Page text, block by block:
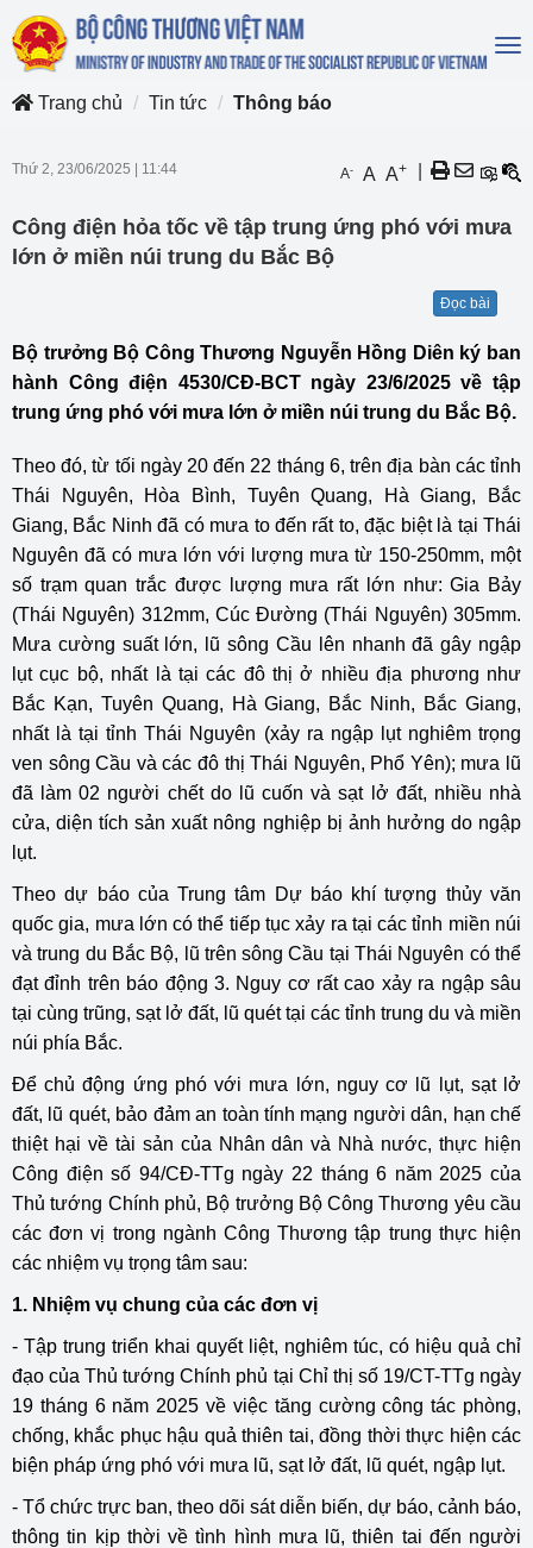
Trang chủ
Tin tức Thông báo
Thứ 2, 23/06/2025 11:44 A- A A+
Công điện hỏa tốc về tập trung ứng phó với mưa
lớn ở miền núi trung du Bắc Bộ
Đọc bài
Bộ trưởng Bộ Công Thương Nguyễn Hồng Diên ký ban
hành Công điện 4530/CĐ-BCT ngày 23/6/2025 về tập
trung ứng phó với mưa lớn ở miền núi trung du Bắc Bộ.
Theo đó, từ tối ngày 20 đến 22 tháng 6, trên địa bàn các tỉnh
Thái Nguyên, Hòa Bình, Tuyên Quang, Hà Giang, Bắc
Giang, Bắc Ninh đã có mưa to đến rất to, đặc biệt là tại Thái
Nguyên đã có mưa lớn với lượng mưa từ 150-250mm, một
số trạm quan trắc được lượng mưa rất lớn như: Gia Bảy
(Thái Nguyên) 312mm, Cúc Đường (Thái Nguyên) 305mm.
Mưa cường suất lớn, lũ sông Cầu lên nhanh đã gây ngập
lụt cục bộ, nhất là tại các đô thị ở nhiều địa phương như
Bắc Kạn, Tuyên Quang, Hà Giang, Bắc Ninh, Bắc Giang,
nhất là tại tỉnh Thái Nguyên (xảy ra ngập lụt nghiêm trọng
ven sông Cầu và các đô thị Thái Nguyên, Phổ Yên); mưa lũ
đã làm 02 người chết do lũ cuốn và sạt lở đất, nhiều nhà
cửa, diện tích sản xuất nông nghiệp bị ảnh hưởng do ngập
lụt.
Theo dự báo của Trung tâm Dự báo khí tượng thủy văn
quốc gia, mưa lớn có thể tiếp tục xảy ra tại các tỉnh miền núi
và trung du Bắc Bộ, lũ trên sông Cầu tại Thái Nguyên có thể
đạt đỉnh trên báo động 3. Nguy cơ rất cao xảy ra ngập sâu
tại cùng trũng, sạt lở đất, lũ quét tại các tỉnh trung du và miền
núi phía Bắc.
Để chủ động ứng phó với mưa lớn, nguy cơ lũ lụt, sạt lở
đất, lũ quét, bảo đảm an toàn tính mạng người dân, hạn chế
thiệt hại về tài sản của Nhân dân và Nhà nước, thực hiện
Công điện số 94/CĐ-TTg ngày 22 tháng 6 năm 2025 của
Thủ tướng Chính phủ, Bộ trưởng Bộ Công Thương yêu cầu
các đơn vị trong ngành Công Thương tập trung thực hiện
các nhiệm vụ trọng tâm sau:
1. Nhiệm vụ chung của các đơn vị
- Tập trung triển khai quyết liệt, nghiêm túc, có hiệu quả chỉ
đạo của Thủ tướng Chính phủ tại Chỉ thị số 19/CT-TTg ngày
19 tháng 6 năm 2025 về việc tăng cường công tác phòng,
chống, khắc phục hậu quả thiên tai, đồng thời thực hiện các
biện pháp ứng phó với mưa lũ, sạt lở đất, lũ quét, ngập lụt.
- Tổ chức trực ban, theo dõi sát diễn biến, dự báo, cảnh báo,
thông tin kịp thời về tình hình mưa lũ, thiên tai đến người